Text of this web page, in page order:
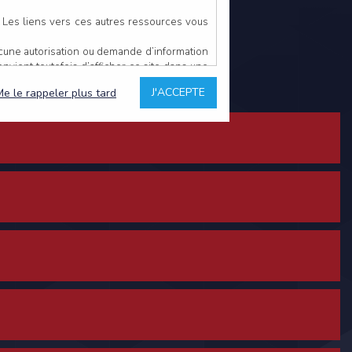
liens vers ces autres ressources vous
autorisation ou demande d’information
toutefois d’afficher ce site dans une
estime non conforme à l’objet du site
comme étant fiables.
avoir fait l’objet de mises à jour. En
l’utilisateur, qui assume la totalité des
l’interprétation ou de l’utilisation des
hors du contrôle de l’EDITEUR, et
J'ACCEPTE
le rappeler plus tard